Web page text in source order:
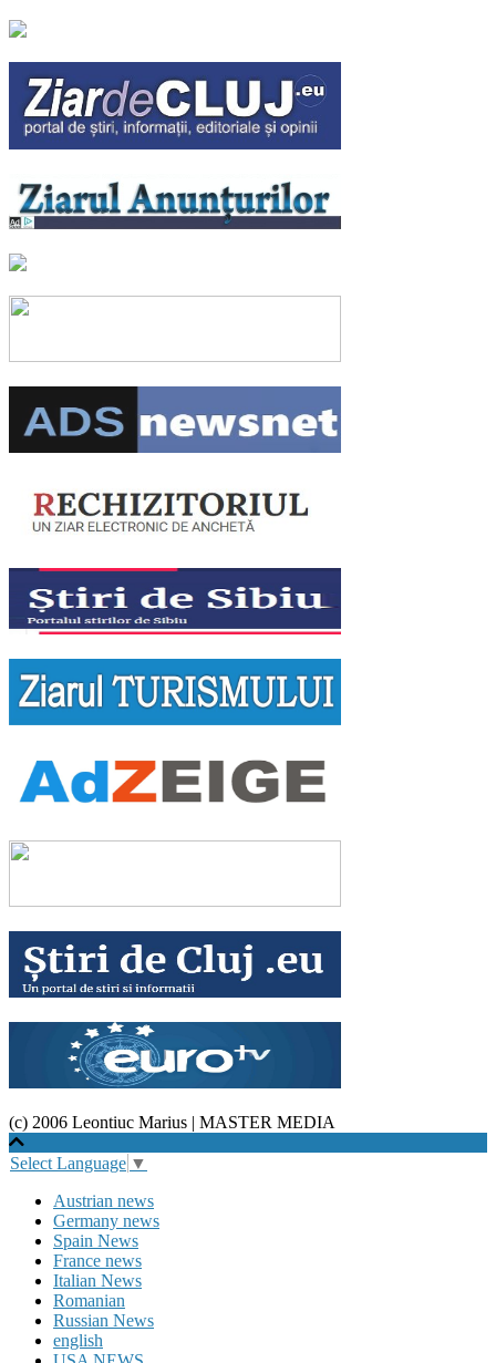
(c) 2006 Leontiuc Marius | MASTER MEDIA
Select Language ▼
Austrian news
Germany news
Spain News
France news
Italian News
Romanian
Russian News
english